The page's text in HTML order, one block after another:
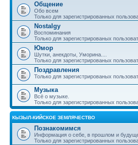
Общение
Обо всем
Только для зарегистрированных
Nostalgy
Воспоминания
Только для зарегистрированых
Юмор
Шутки, анекдоты, Уморина....
Только для зарегистрированых
Поздравления
Только для зарегистрированых
Музыка
Всё о музыке.
Только для зарегистрированных
КЫЗЫЛ-КИЙСКОЕ ЗЕМЛЯЧЕСТВО
Познакомимся
Информация о себе, в прошлом и
Только для зарегистрированных